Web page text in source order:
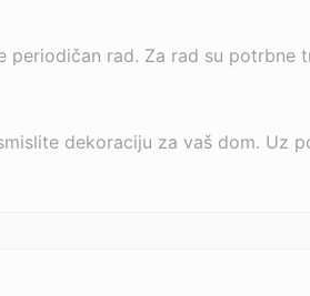
rad. Za rad su potrbne
dekoraciju za vaš dom. Uz